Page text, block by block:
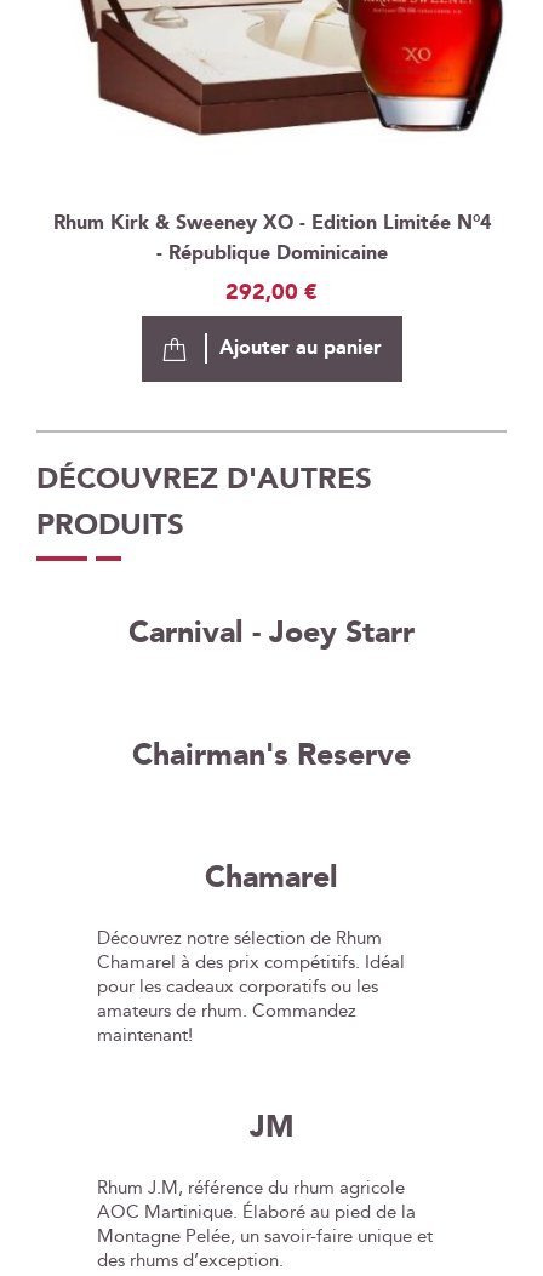
Rhum Kirk & Sweeney XO - Edition Limitée N°4
- République Dominicaine
292,00 €
Ajouter au panier
DÉCOUVREZ D'AUTRES
PRODUITS
Carnival - Joey Starr
Chairman's Reserve
Chamarel
Découvrez notre sélection de Rhum
Chamarel à des prix compétitifs. Idéal
pour les cadeaux corporatifs ou les
amateurs de rhum. Commandez
maintenant!
JM
Rhum J.M, référence du rhum agricole
AOC Martinique. Élaboré au pied de la
Montagne Pelée, un savoir-faire unique et
des rhums d’exception.